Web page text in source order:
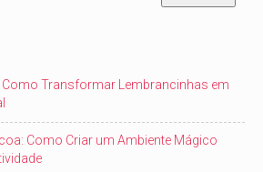
Como Transformar Lembrancinhas em
Como Criar um Ambiente Mágico